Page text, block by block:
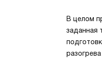
В целом
заданная